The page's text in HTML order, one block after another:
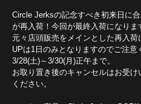
Circle Jerksの記念すべき初来日に
が再入荷！今回が最終入荷になりま
元々店頭販売をメインとした再入
UPは1日のみとなりますのでご注意
3/28(土)～3/30(月)正午まで。
お取り置き後のキャンセルはお受
ください。